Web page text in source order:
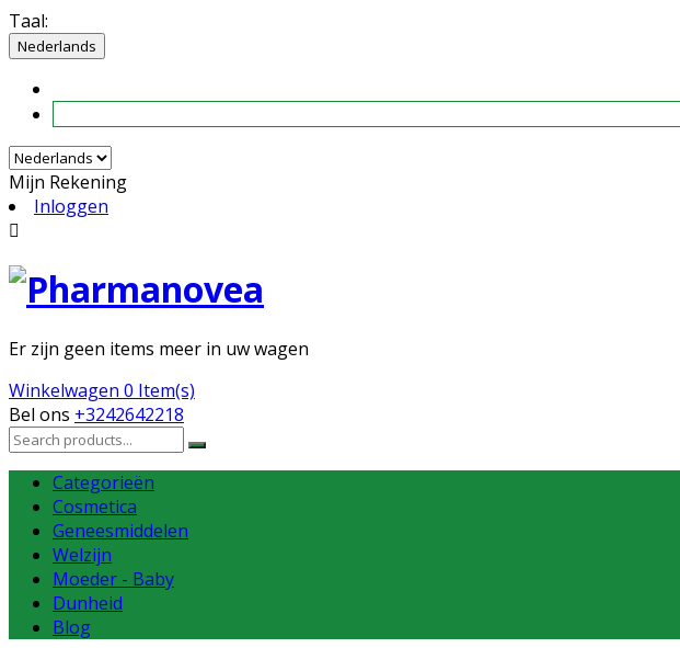
Taal:
Nederlands
Mijn Rekening
Inloggen

Er zijn geen items meer in uw wagen
Winkelwagen 0 Item(s)
Bel ons +3242642218
Categorieën
Cosmetica
Geneesmiddelen
Welzijn
Moeder - Baby
Dunheid
Blog